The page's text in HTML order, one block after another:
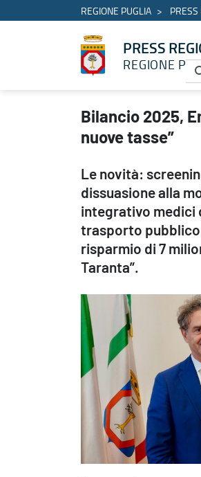
REGIONE PUGLIA PRESS
PRESS
REGIONE
Bilancio 2025, Emiliano e Amati: “Un
Bilancio 2025,
nuove tasse”
Le novità:
dissuasione alla
integrativo medici
trasporto
risparmio di 7
Taranta”.